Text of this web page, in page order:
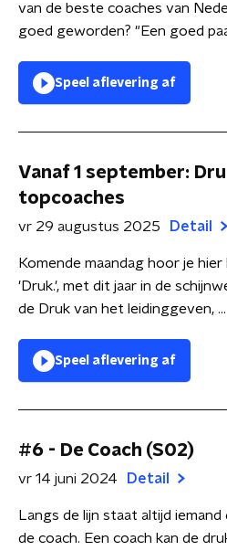
van de beste coaches van
goed geworden? "Een goed
Speel aflevering af
Vanaf 1 september:
topcoaches
vr 29 augustus 2025 Detail
Komende maandag hoor je
'Druk.', met dit jaar in de
de Druk van het leidinggeven, ...
Speel aflevering af
#6 - De Coach (S02)
vr 14 juni 2024 Detail
Langs de lijn staat altijd
de coach. Een coach kan de